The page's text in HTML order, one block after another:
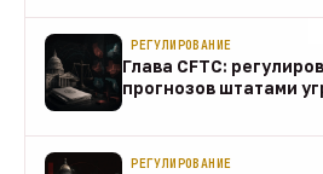
РЕГУЛИРОВАНИЕ
Глава CFTC:
прогнозов штатами
РЕГУЛИРОВАНИЕ